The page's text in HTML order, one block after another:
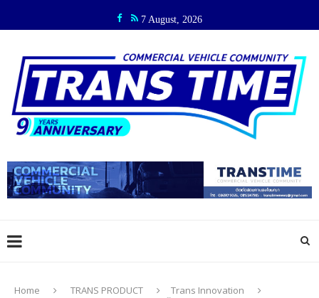
7 August, 2026
Home TRANS PRODUCT Trans Innovation